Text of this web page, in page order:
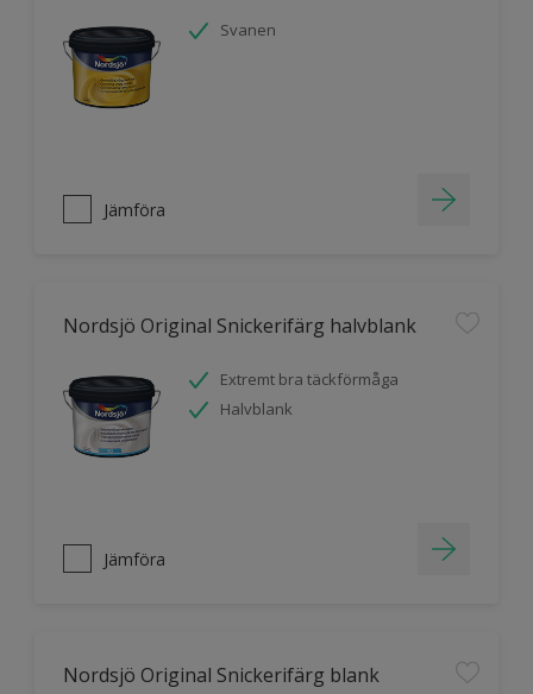
Svanen
Jämföra
Nordsjö Original Snickerifärg halvblank
Extremt bra täckförmåga
Halvblank
Jämföra
Nordsjö Original Snickerifärg blank